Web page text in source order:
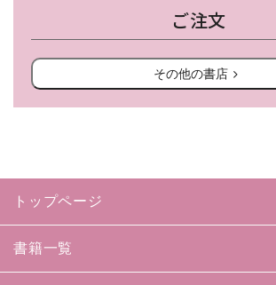
ご注文
その他の書店
トップページ
書籍一覧